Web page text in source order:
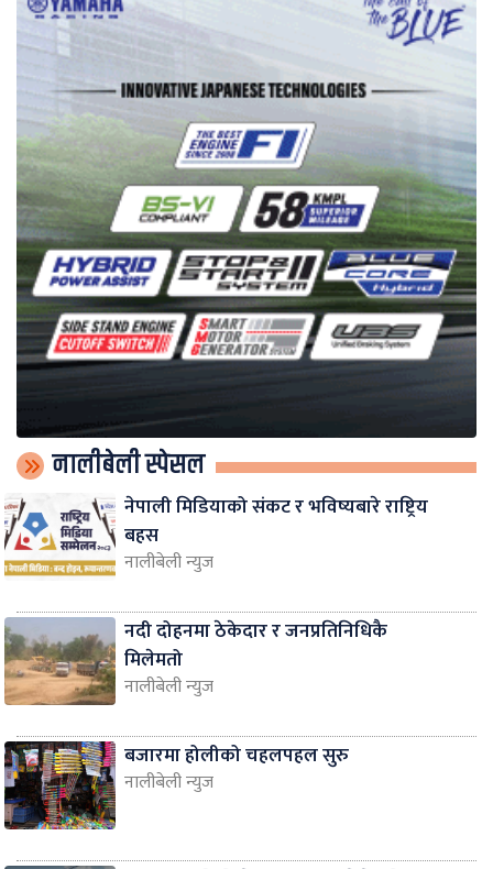
नालीबेली स्पेसल
नेपाली मिडियाको संकट र भविष्यबारे राष्ट्रिय
बहस
नालीबेली न्युज
नदी दोहनमा ठेकेदार र जनप्रतिनिधिकै
मिलेमतो
नालीबेली न्युज
बजारमा होलीको चहलपहल सुरु
नालीबेली न्युज